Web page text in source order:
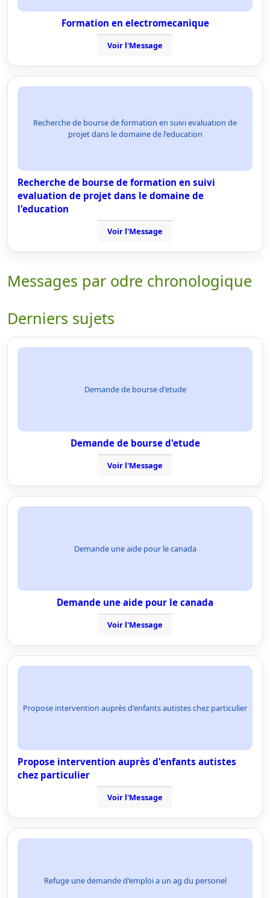
Formation en electromecanique
Voir l'Message
Recherche de bourse de formation en suivi evaluation de
projet dans le domaine de l'education
Recherche de bourse de formation en suivi
evaluation de projet dans le domaine de
l'education
Voir l'Message
Messages par odre chronologique
Derniers sujets
Demande de bourse d'etude
Demande de bourse d'etude
Voir l'Message
Demande une aide pour le canada
Demande une aide pour le canada
Voir l'Message
Propose intervention auprès d'enfants autistes chez particulier
Propose intervention auprès d'enfants autistes
chez particulier
Voir l'Message
Refuge une demande d'emploi a un ag du personel